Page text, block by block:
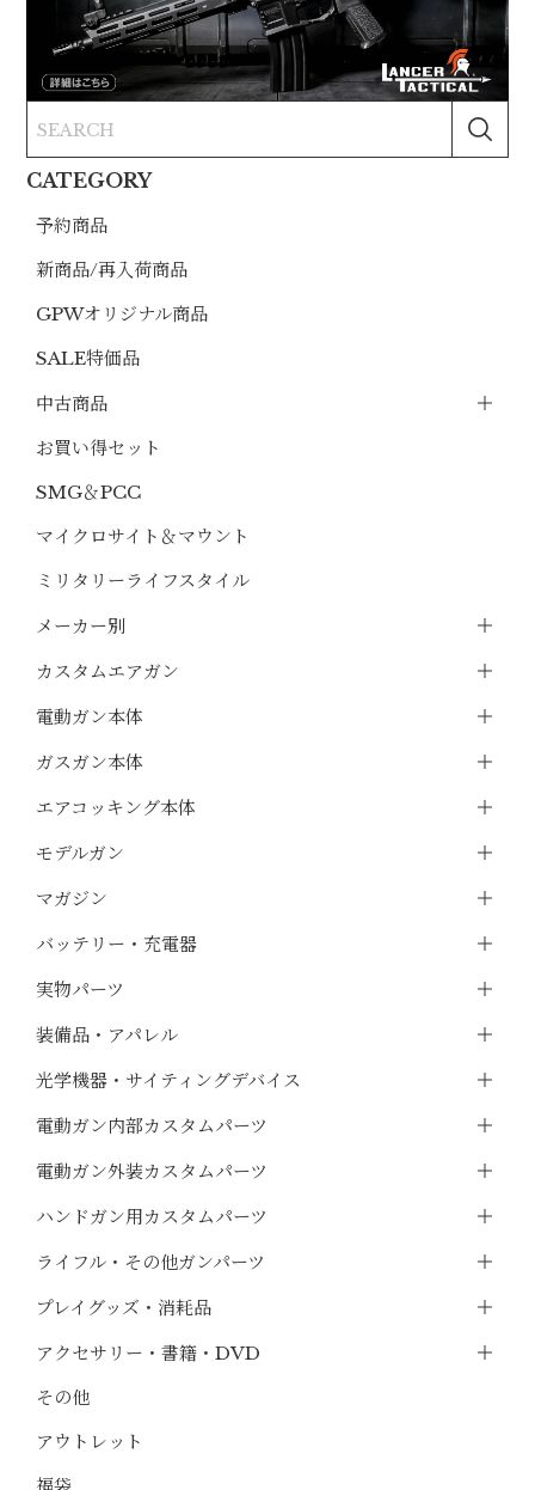
CATEGORY
予約商品
新商品/再入荷商品
GPWオリジナル商品
SALE特価品
中古商品
お買い得セット
SMG＆PCC
マイクロサイト＆マウント
ミリタリーライフスタイル
メーカー別
カスタムエアガン
電動ガン本体
ガスガン本体
エアコッキング本体
モデルガン
マガジン
バッテリー・充電器
実物パーツ
装備品・アパレル
光学機器・サイティングデバイス
電動ガン内部カスタムパーツ
電動ガン外装カスタムパーツ
ハンドガン用カスタムパーツ
ライフル・その他ガンパーツ
プレイグッズ・消耗品
アクセサリー・書籍・DVD
その他
アウトレット